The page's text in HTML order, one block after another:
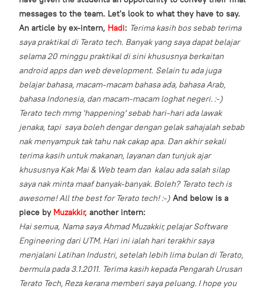
messages to the team. Let's look to what they have to say.
An article by ex-intern, Hadi: Terima kasih bos sebab terima
saya praktikal di Terato tech. Banyak yang saya dapat belajar
selama 20 minggu praktikal di sini khususnya berkaitan
android apps dan web development. Selain tu ada juga
belajar bahasa, macam-macam bahasa ada, bahasa Arab,
bahasa Indonesia, dan macam-macam loghat negeri. :-)
Terato tech mmg 'happening' sebab hari-hari ada lawak
jenaka, tapi saya boleh dengar dengan gelak sahajalah sebab
nak menyampuk tak tahu nak cakap apa. Dan akhir sekali
terima kasih untuk makanan, layanan dan tunjuk ajar
khususnya Kak Mai & Web team dan kalau ada salah silap
saya nak minta maaf banyak-banyak. Boleh? Terato tech is
awesome! All the best for Terato tech! :-) And below is a
piece by Muzakkir, another intern:
Hai semua, Nama saya Ahmad Muzakkir, pelajar Software
Engineering dari UTM. Hari ini ialah hari terakhir saya
menjalani Latihan Industri, setelah lebih lima bulan di Terato,
bermula pada 3.1.2011. Terima kasih kepada Pengarah Urusan
Terato Tech, Reza kerana memberi saya peluang. I hope you